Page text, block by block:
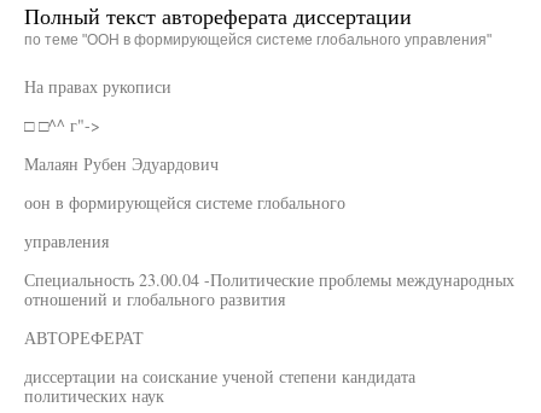
Полный текст автореферата диссертации
по теме "ООН в формирующейся системе глобального управления"
На правах рукописи
□ □^^ г"->
Малаян Рубен Эдуардович
оон в формирующейся системе глобального
управления
Специальность 23.00.04 -Политические проблемы международных
отношений и глобального развития
АВТОРЕФЕРАТ
диссертации на соискание ученой степени кандидата
политических наук